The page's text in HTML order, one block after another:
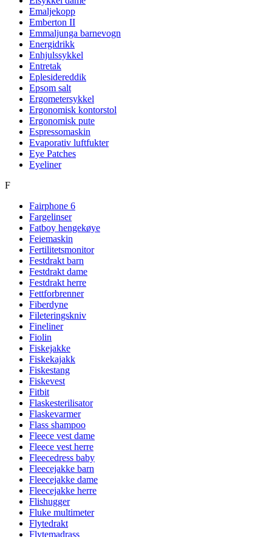
Emaljekopp
Emberton II
Emmaljunga barnevogn
Energidrikk
Enhjulssykkel
Entretak
Eplesidereddik
Epsom salt
Ergometersykkel
Ergonomisk kontorstol
Ergonomisk pute
Espressomaskin
Evaporativ luftfukter
Eye Patches
Eyeliner
F
Fairphone 6
Fargelinser
Fatboy hengekøye
Feiemaskin
Fertilitetsmonitor
Festdrakt barn
Festdrakt dame
Festdrakt herre
Fettforbrenner
Fiberdyne
Fileteringskniv
Fineliner
Fiolin
Fiskejakke
Fiskekajakk
Fiskestang
Fiskevest
Fitbit
Flaskesterilisator
Flaskevarmer
Flass shampoo
Fleece vest dame
Fleece vest herre
Fleecedress baby
Fleecejakke barn
Fleecejakke dame
Fleecejakke herre
Flishugger
Fluke multimeter
Flytedrakt
Flytemadrass